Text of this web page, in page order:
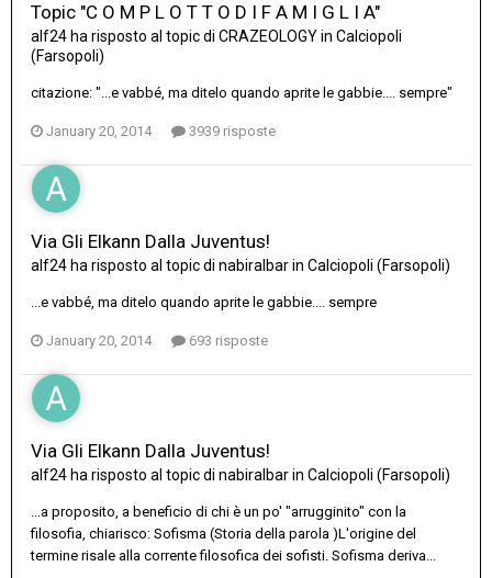
Topic "C O M P L O T T O D I F A M I G L I A"
alf24 ha risposto al topic di CRAZEOLOGYin Calciopoli
(Farsopoli)
citazione: "...e vabbé, ma ditelo quando aprite le gabbie.... sempre"
January 20, 2014 3939 risposte
Via Gli Elkann Dalla Juventus!
alf24 ha risposto al topic di nabiralbarin Calciopoli (Farsopoli)
...e vabbé, ma ditelo quando aprite le gabbie.... sempre
January 20, 2014 693 risposte
Via Gli Elkann Dalla Juventus!
alf24 ha risposto al topic di nabiralbarin Calciopoli (Farsopoli)
...a proposito, a beneficio di chi è un po' "arrugginito" con la
filosofia, chiarisco: Sofisma (Storia della parola )L'origine del
termine risale alla corrente filosofica dei sofisti. Sofisma deriva...